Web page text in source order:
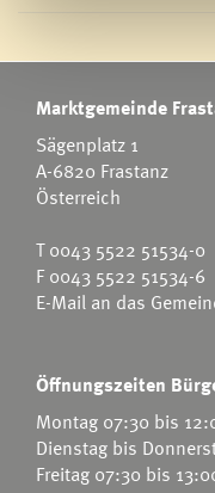
Marktgemeinde
Sägenplatz 1
A-6820 Frastanz
Österreich
T0043 5522 51534-0
F 0043 5522 51534-6
E-Mail an das
Öffnungszeiten
Montag 07:30 bis
Dienstag bis
Freitag 07:30 bis